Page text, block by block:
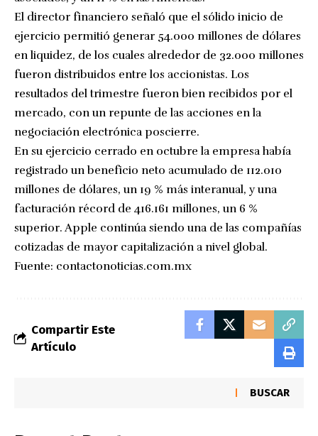
El director financiero señaló que el sólido inicio de
ejercicio permitió generar 54.000 millones de dólares
en liquidez, de los cuales alrededor de 32.000 millones
fueron distribuidos entre los accionistas. Los
resultados del trimestre fueron bien recibidos por el
mercado, con un repunte de las acciones en la
negociación electrónica poscierre.
En su ejercicio cerrado en octubre la empresa había
registrado un beneficio neto acumulado de 112.010
millones de dólares, un 19 % más interanual, y una
facturación récord de 416.161 millones, un 6 %
superior. Apple continúa siendo una de las compañías
cotizadas de mayor capitalización a nivel global.
Fuente: contactonoticias.com.mx
Compartir Este
Artículo
BUSCAR